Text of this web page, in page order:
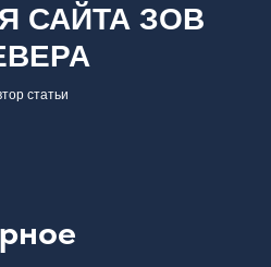
САЙТА ЗОВ
статьи